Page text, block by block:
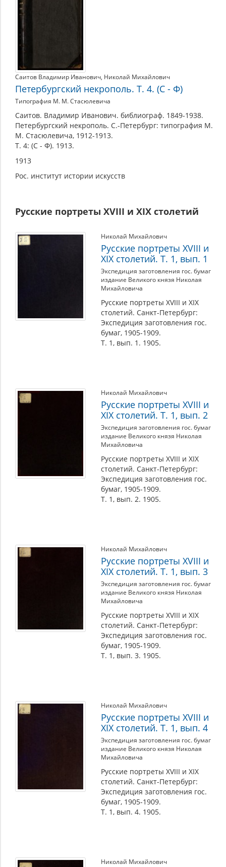
Саитов Владимир Иванович, Николай Михайлович
Петербургский некрополь. Т. 4. (С - Ф)
Типография М. М. Стасюлевича
Саитов. Владимир Иванович. библиограф. 1849-1938.
Петербургский некрополь. С.-Петербург: типография М.
М. Стасюлевича, 1912-1913.
Т. 4: (С - Ф). 1913.
1913
Рос. институт истории искусств
Русские портреты XVIII и XIX столетий
Николай Михайлович
Русские портреты XVIII и
XIX столетий. Т. 1, вып. 1
Экспедиция заготовления гос. бумаг
издание Великого князя Николая
Михайловича
Русские портреты XVIII и XIX
столетий. Санкт-Петербург:
Экспедиция заготовления гос.
бумаг, 1905-1909.
Т. 1, вып. 1. 1905.
Николай Михайлович
Русские портреты XVIII и
XIX столетий. Т. 1, вып. 2
Экспедиция заготовления гос. бумаг
издание Великого князя Николая
Михайловича
Русские портреты XVIII и XIX
столетий. Санкт-Петербург:
Экспедиция заготовления гос.
бумаг, 1905-1909.
Т. 1, вып. 2. 1905.
Николай Михайлович
Русские портреты XVIII и
XIX столетий. Т. 1, вып. 3
Экспедиция заготовления гос. бумаг
издание Великого князя Николая
Михайловича
Русские портреты XVIII и XIX
столетий. Санкт-Петербург:
Экспедиция заготовления гос.
бумаг, 1905-1909.
Т. 1, вып. 3. 1905.
Николай Михайлович
Русские портреты XVIII и
XIX столетий. Т. 1, вып. 4
Экспедиция заготовления гос. бумаг
издание Великого князя Николая
Михайловича
Русские портреты XVIII и XIX
столетий. Санкт-Петербург:
Экспедиция заготовления гос.
бумаг, 1905-1909.
Т. 1, вып. 4. 1905.
Николай Михайлович